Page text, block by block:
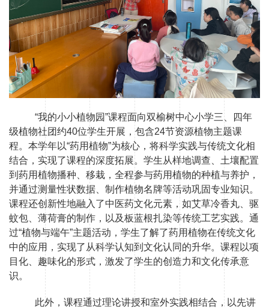
“我的小小植物园”课程面向双榆树中心小学三、四年
级植物社团约40位学生开展，包含24节资源植物主题课
程。本学年以“药用植物”为核心，将科学实践与传统文化相
结合，实现了课程的深度拓展。学生从样地调查、土壤配置
到药用植物播种、移栽，全程参与药用植物的种植与养护，
并通过测量性状数据、制作植物名牌等活动巩固专业知识。
课程还创新性地融入了中医药文化元素，如艾草冷香丸、驱
蚊包、薄荷膏的制作，以及板蓝根扎染等传统工艺实践。通
过“植物与端午”主题活动，学生了解了药用植物在传统文化
中的应用，实现了从科学认知到文化认同的升华。课程以项
目化、趣味化的形式，激发了学生的创造力和文化传承意
识。
此外，课程通过理论讲授和室外实践相结合，以先讲